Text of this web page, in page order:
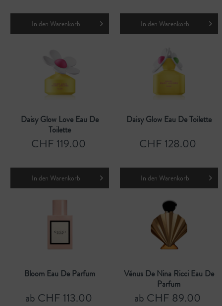
In den Warenkorb In den Warenkorb
Daisy Glow Love Eau De
Toilette
CHF 119.00
In den Warenkorb
Daisy Glow Eau De Toilette
CHF 128.00
In den Warenkorb
Bloom Eau De Parfum
ab CHF 113.00
Vénus De Nina Ricci Eau De
Parfum
ab CHF 89.00